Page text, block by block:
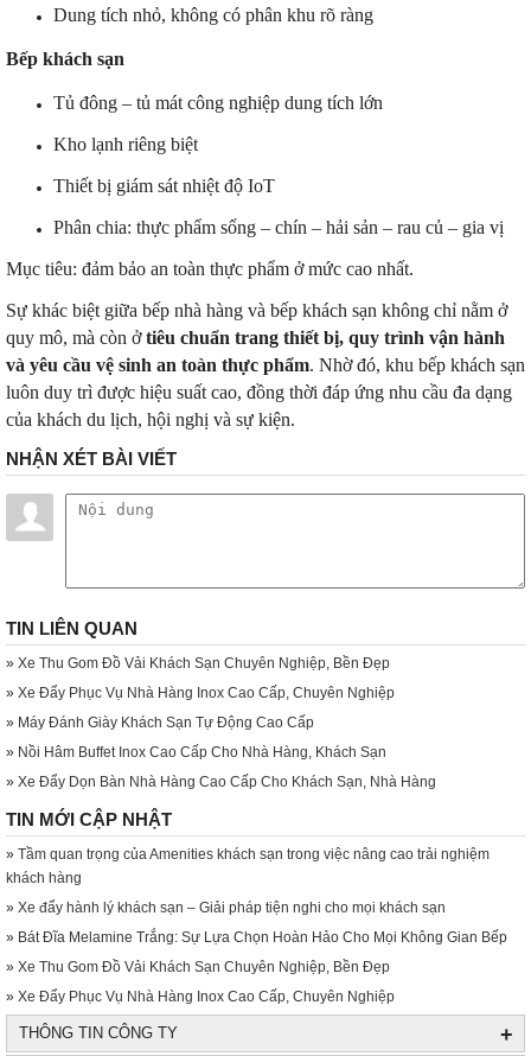
Dung tích nhỏ, không có phân khu rõ ràng
Bếp khách sạn
Tủ đông – tủ mát công nghiệp dung tích lớn
Kho lạnh riêng biệt
Thiết bị giám sát nhiệt độ IoT
Phân chia: thực phẩm sống – chín – hải sản – rau củ – gia vị
Mục tiêu: đảm bảo an toàn thực phẩm ở mức cao nhất.
Sự khác biệt giữa bếp nhà hàng và bếp khách sạn không chỉ nằm ở
quy mô, mà còn ởtiêu chuẩn trang thiết bị, quy trình vận hành
và yêu cầu vệ sinh an toàn thực phẩm. Nhờ đó, khu bếp khách sạn
luôn duy trì được hiệu suất cao, đồng thời đáp ứng nhu cầu đa dạng
của khách du lịch, hội nghị và sự kiện.
NHẬN XÉT BÀI VIẾT
TIN LIÊN QUAN
» Xe Thu Gom Đồ Vải Khách Sạn Chuyên Nghiệp, Bền Đẹp
» Xe Đẩy Phục Vụ Nhà Hàng Inox Cao Cấp, Chuyên Nghiệp
» Máy Đánh Giày Khách Sạn Tự Động Cao Cấp
» Nồi Hâm Buffet Inox Cao Cấp Cho Nhà Hàng, Khách Sạn
» Xe Đẩy Dọn Bàn Nhà Hàng Cao Cấp Cho Khách Sạn, Nhà Hàng
TIN MỚI CẬP NHẬT
» Tầm quan trọng của Amenities khách sạn trong việc nâng cao trải nghiệm
khách hàng
» Xe đẩy hành lý khách sạn – Giải pháp tiện nghi cho mọi khách sạn
» Bát Đĩa Melamine Trắng: Sự Lựa Chọn Hoàn Hảo Cho Mọi Không Gian Bếp
» Xe Thu Gom Đồ Vải Khách Sạn Chuyên Nghiệp, Bền Đẹp
» Xe Đẩy Phục Vụ Nhà Hàng Inox Cao Cấp, Chuyên Nghiệp
THÔNG TIN CÔNG TY +